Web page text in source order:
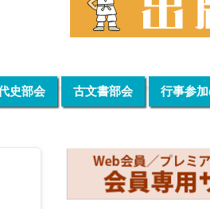
史部会 古文書部会 行事参